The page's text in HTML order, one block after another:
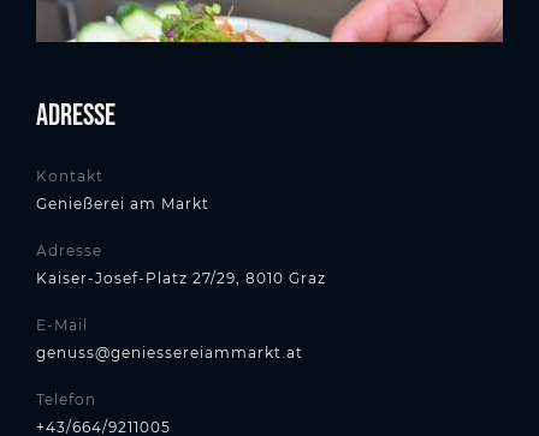
Adresse
Kontakt
Genießerei am Markt
Adresse
Kaiser-Josef-Platz 27/29, 8010 Graz
E-Mail
genuss@geniessereiammarkt.at
Telefon
+43/664/9211005